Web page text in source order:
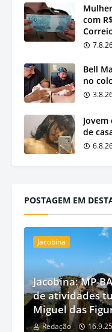
com
Bell
no
de
POSTAGEM EM
Jacobina
Jacobina: MP-
de atividades
Miguel das
Redação 16.9.25